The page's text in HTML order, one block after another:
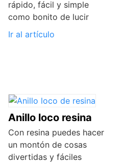
rápido, fácil y simple
como bonito de lucir
Ir al artículo
Anillo loco resina
Con resina puedes hacer
un montón de cosas
divertidas y fáciles